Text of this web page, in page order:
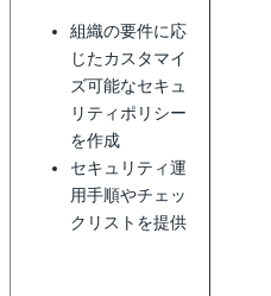
組織の要件に応
じたカスタマイ
ズ可能なセキュ
リティポリシー
を作成
セキュリティ運
用手順やチェッ
クリストを提供